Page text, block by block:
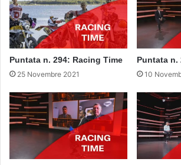
Puntata n. 294: Racing Time
25 Novembre 2021
Puntata n.
10